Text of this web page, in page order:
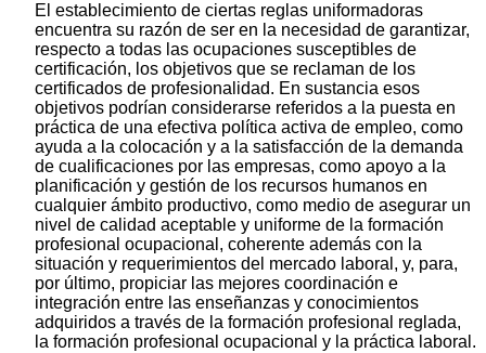
El establecimiento de ciertas reglas uniformadoras
encuentra su razón de ser en la necesidad de garantizar,
respecto a todas las ocupaciones susceptibles de
certificación, los objetivos que se reclaman de los
certificados de profesionalidad. En sustancia esos
objetivos podrían considerarse referidos a la puesta en
práctica de una efectiva política activa de empleo, como
ayuda a la colocación y a la satisfacción de la demanda
de cualificaciones por las empresas, como apoyo a la
planificación y gestión de los recursos humanos en
cualquier ámbito productivo, como medio de asegurar un
nivel de calidad aceptable y uniforme de la formación
profesional ocupacional, coherente además con la
situación y requerimientos del mercado laboral, y, para,
por último, propiciar las mejores coordinación e
integración entre las enseñanzas y conocimientos
adquiridos a través de la formación profesional reglada,
la formación profesional ocupacional y la práctica laboral.